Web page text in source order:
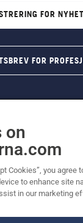
FOR
FOR
(utgiver). Med
Alle oppgitte
on
Cookies”, you agree
to enhance site
in our marketing